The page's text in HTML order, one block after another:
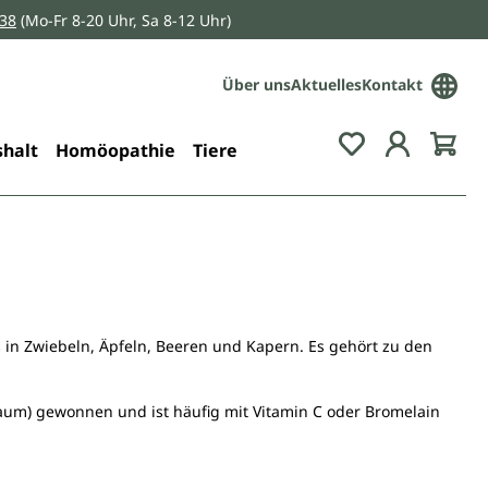
(Mo-Fr 8-20 Uhr, Sa 8-12 Uhr)
Über unsAktuellesKontakt
Homöopathie Tiere Du hast 0
Zwiebeln, Äpfeln, Beeren und Kapern. Es gehört zu den
gewonnen und ist häufig mit Vitamin C oder Bromelain